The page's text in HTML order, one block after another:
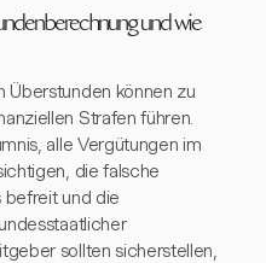
und wie
Überstunden können zu
Strafen führen.
alle Vergütungen im
die falsche
befreit und die
sollten sicherstellen,